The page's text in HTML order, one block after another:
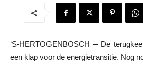
‘S-HERTOGENBOSCH – De
een klap voor de energietransitie. Nog